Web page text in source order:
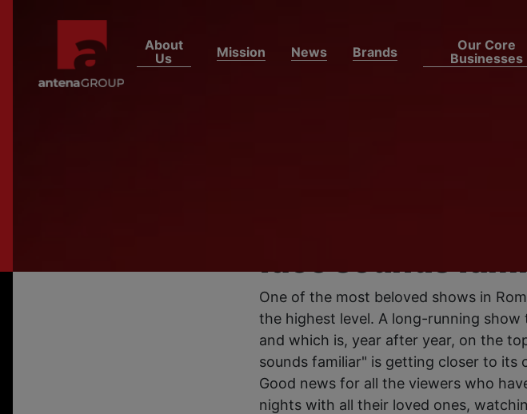
About
Us
Mission News Brands
Our Core
Businesses
face sounds
One of the most beloved shows in
the highest level. A long-running
and which is, year after year, on the
sounds familiar" is getting closer to its
Good news for all the viewers who
nights with all their loved ones,